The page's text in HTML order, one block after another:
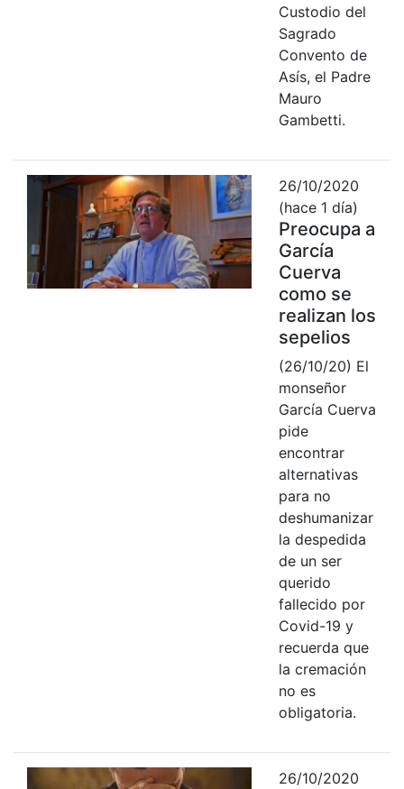
Custodio del
Sagrado
Convento de
Asís, el Padre
Mauro
Gambetti.
26/10/2020
(hace 1 día)
Preocupa a
García
Cuerva
como se
realizan los
sepelios
(26/10/20) El
monseñor
García Cuerva
pide
encontrar
alternativas
para no
deshumanizar
la despedida
de un ser
querido
fallecido por
Covid-19 y
recuerda que
la cremación
no es
obligatoria.
26/10/2020